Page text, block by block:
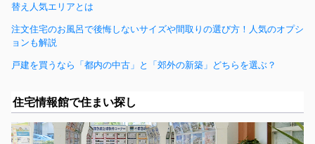
替え人気エリアとは
注文住宅のお風呂で後悔しないサイズや間取りの選び方！人気のオプシ
ョンも解説
戸建を買うなら「都内の中古」と「郊外の新築」どちらを選ぶ？
住宅情報館で住まい探し